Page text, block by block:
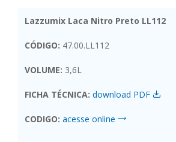
Lazzumix Laca Nitro Preto LL112
CÓDIGO: 47.00.LL112
VOLUME: 3,6L
FICHA TÉCNICA: download PDF
CODIGO: acesse online